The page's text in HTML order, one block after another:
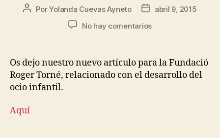
PorYolanda Cuevas Ayneto
abril 9, 2015
No hay comentarios
Os dejo nuestro nuevo artículo para la Fundació
Roger Torné, relacionado con el desarrollo del
ocio infantil.
Aquí